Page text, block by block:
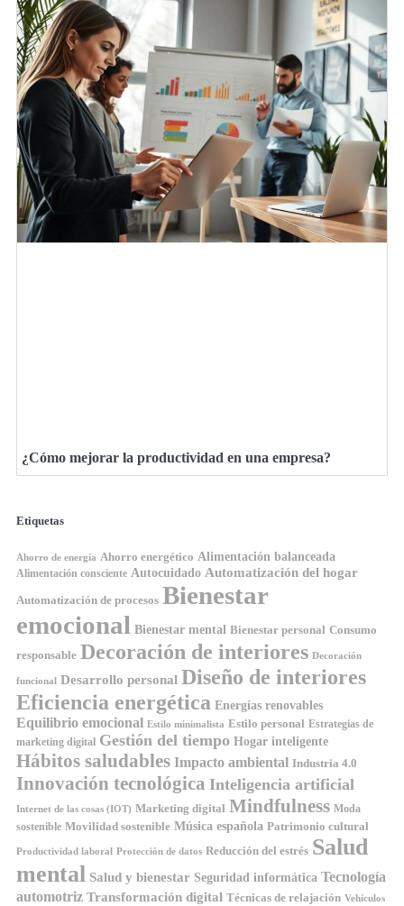
¿Cómo mejorar la productividad en una empresa?
Etiquetas
Ahorro de energía Ahorro energético Alimentación balanceada
Alimentación consciente Autocuidado Automatización del hogar
Automatización de procesos Bienestar
emocional Bienestar mental Bienestar personal Consumo
responsable Decoración de interiores Decoración
funcional Desarrollo personal Diseño de interiores
Eficiencia energética Energías renovables
Equilibrio emocional Estilo minimalista Estilo personal Estrategias de
marketing digital Gestión del tiempo Hogar inteligente
Hábitos saludables Impacto ambiental Industria 4.0
Innovación tecnológica Inteligencia artificial
Internet de las cosas (IOT) Marketing digital Mindfulness Moda
sostenible Movilidad sostenible Música española Patrimonio cultural
Productividad laboral Protección de datos Reducción del estrés Salud
mental Salud y bienestar Seguridad informática Tecnología
automotriz Transformación digital Técnicas de relajación Vehículos